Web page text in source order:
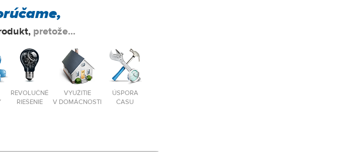
pretože...
REVOLUČNÉ
RIEŠENIE
VYUŽITIE
V DOMÁCNOSTI
ÚSPORA
ČASU